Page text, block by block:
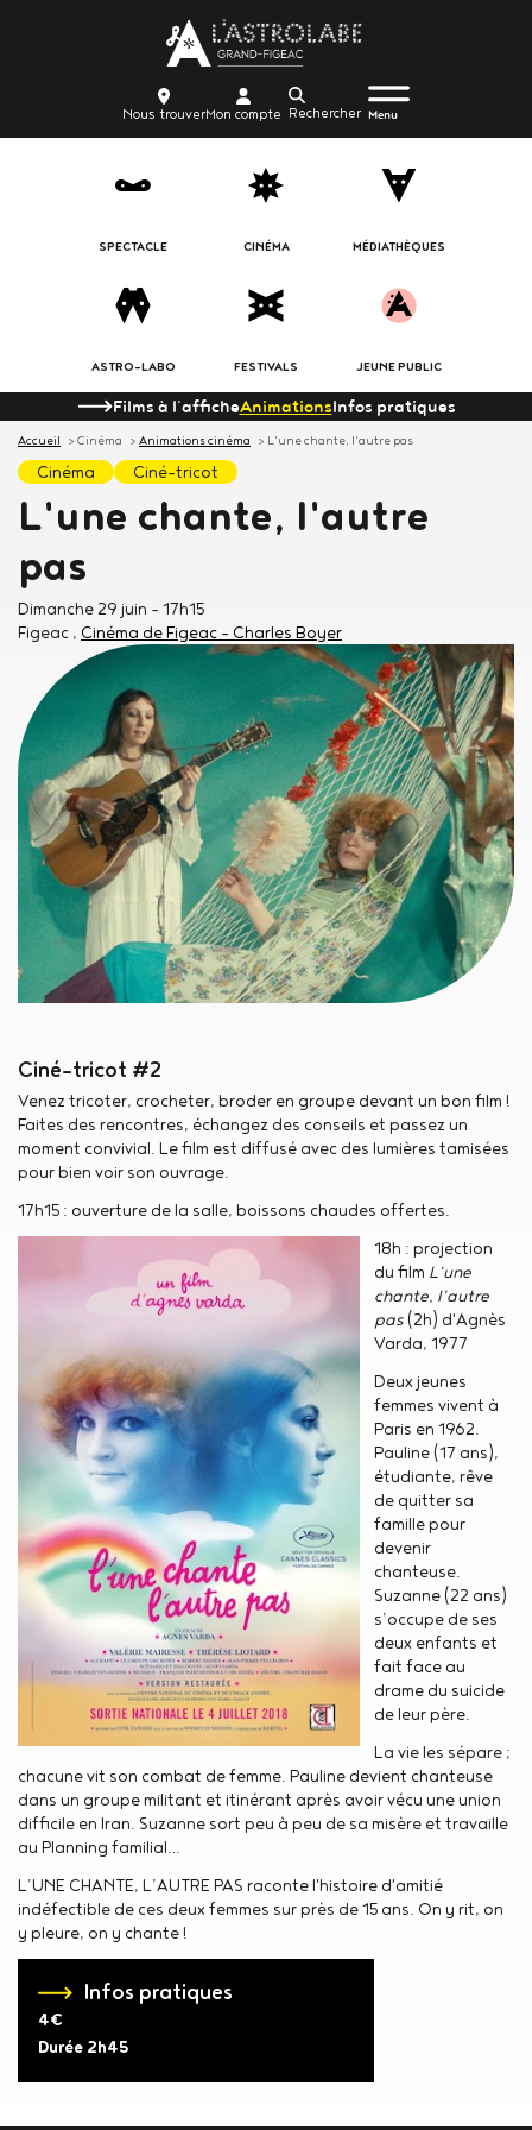
au
principal
Body
trouver
Nous trouvercompte
Mon compte
Recherche
Menu
burger
Body
icon_trigger
Menu
SPECTACLE CINÉMA MÉDIATHÈQUES
ASTRO-LABO FESTIVALS JEUNE PUBLIC
Films à l'afficheAnimationsInfos pratiques
Accueil Cinéma Animations cinéma L'une chante, l'autre pas
cinéma ciné-tricot
L'une chante, l'autre
pas
Dimanche 29 juin - 17h15
Figeac
Cinéma de Figeac - Charles Boyer
Ciné-tricot #2
Venez tricoter, crocheter, broder en groupe devant un bon film !
Faites des rencontres, échangez des conseils et passez un
moment convivial. Le film est diffusé avec des lumières tamisées
pour bien voir son ouvrage.
17h15 : ouverture de la salle, boissons chaudes offertes.
18h : projection
du film L'une
chante, l'autre
pas (2h) d'Agnès
Varda, 1977
Deux jeunes
femmes vivent à
Paris en 1962.
Pauline (17 ans),
étudiante, rêve
de quitter sa
famille pour
devenir
chanteuse.
Suzanne (22 ans)
s’occupe de ses
deux enfants et
fait face au
drame du suicide
de leur père.
La vie les sépare ;
chacune vit son combat de femme. Pauline devient chanteuse
dans un groupe militant et itinérant après avoir vécu une union
difficile en Iran. Suzanne sort peu à peu de sa misère et travaille
au Planning familial…
L’UNE CHANTE, L’AUTRE PAS raconte l'histoire d'amitié
indéfectible de ces deux femmes sur près de 15 ans. On y rit, on
y pleure, on y chante !
Infos pratiques
4€
Durée 2h45